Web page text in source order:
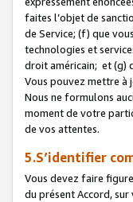
faites l’objet de
de Service; (f) que
technologies et
droit américain; et (g)
Vous pouvez mettre à
Nous ne formulons
moment de votre
de vos attentes.
5.S’identifier
Vous devez faire
du présent Accord,